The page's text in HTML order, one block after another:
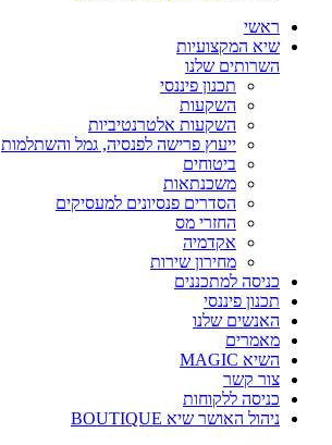
ראשי
שיא המקצועיות
השרותים שלנו
תכנון פיננסי
השקעות
השקעות אלטרנטיביות
ייעוץ פרישה לפנסיה, גמל והשתלמות
ביטוחים
משכנתאות
הסדרים פנסיונים למעסיקים
החזרי מס
אקדמיה
מחירון שירות
כניסה למתכננים
תכנון פיננסי
האנשים שלנו
מאמרים
השיא MAGIC
צור קשר
כניסה ללקוחות
ניהול האושר שיא BOUTIQUE